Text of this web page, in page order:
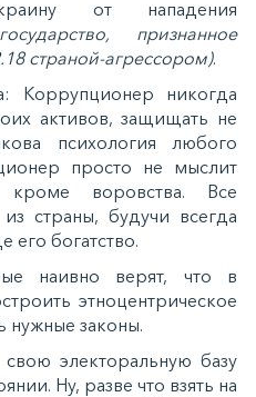
от нападения
признанное
страной-агрессором).
Коррупционер никогда
активов, защищать не
психология любого
просто не мыслит
кроме воровства. Все
страны, будучи всегда
его богатство.
наивно верят, что в
этноцентрическое
нужные законы.
электоральную базу
Ну, разве что взять на